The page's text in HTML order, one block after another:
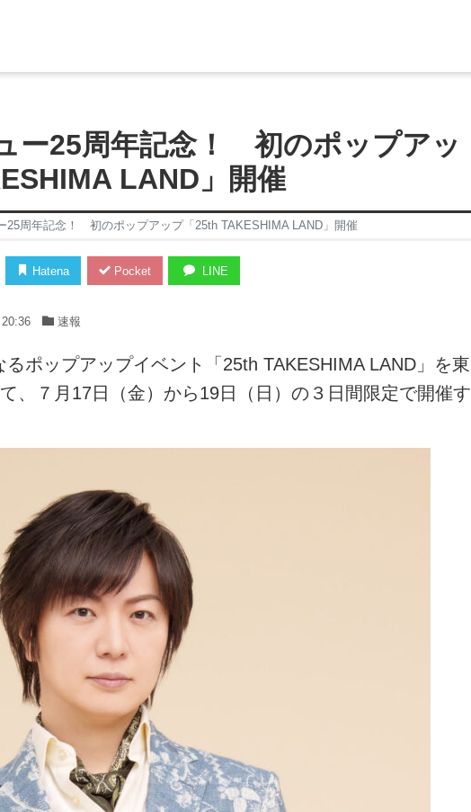
ー25周年記念！ 初のポップアッ
LAND」開催
25周年記念！ 初のポップアップ「25th TAKESHIMA LAND」開催
Hatena Pocket LINE
速報
るポップアップイベント「25th TAKESHIMA LAND」を東
、７月17日（金）から19日（日）の３日間限定で開催す